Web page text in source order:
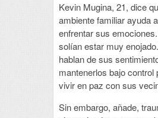
Kevin Mugina, 21, dice
ambiente familiar ayuda
enfrentar sus
solían estar muy
hablan de sus
mantenerlos bajo control
vivir en paz con sus
Sin embargo, añade,